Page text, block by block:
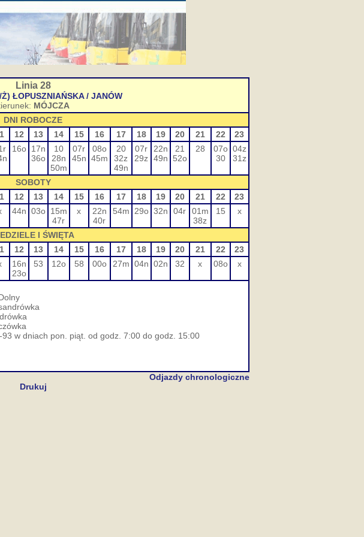
Linia 28
Ż) ŁOPUSZNIAŃSKA / JANÓW
MÓJCZA
DNI ROBOCZE
12 13 14 15 16 17 18 19 20 21 22
23
16o 17n
36o
10
28n
50m
07r
45n
08o
45m
20
32z
49n
07r
29z
22n
49n
21
52o
28
07o
30
04z
31z
SOBOTY
12 13 14 15 16 17 18 19 20 21 22
23
44n 03o 15m
47r
x
22n
40r
54m 29o 32n 04r
01m
38z
15 x
I ŚWIĘTA
12 13 14 15 16 17 18 19 20 21 22
23
16n
23o
53 12o 58 00o 27m 04n 02n 32 x 08o x
w dniach pon. piąt. od godz. 7:00 do godz. 15:00
Odjazdy chronologiczne
Drukuj